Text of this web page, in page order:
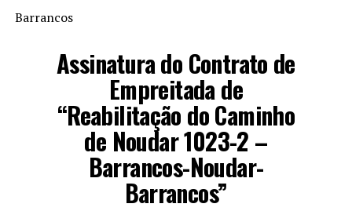
Barrancos
Assinatura do Contrato de
Empreitada de
“Reabilitação do Caminho
de Noudar 1023-2 –
Barrancos-Noudar-
Barrancos”